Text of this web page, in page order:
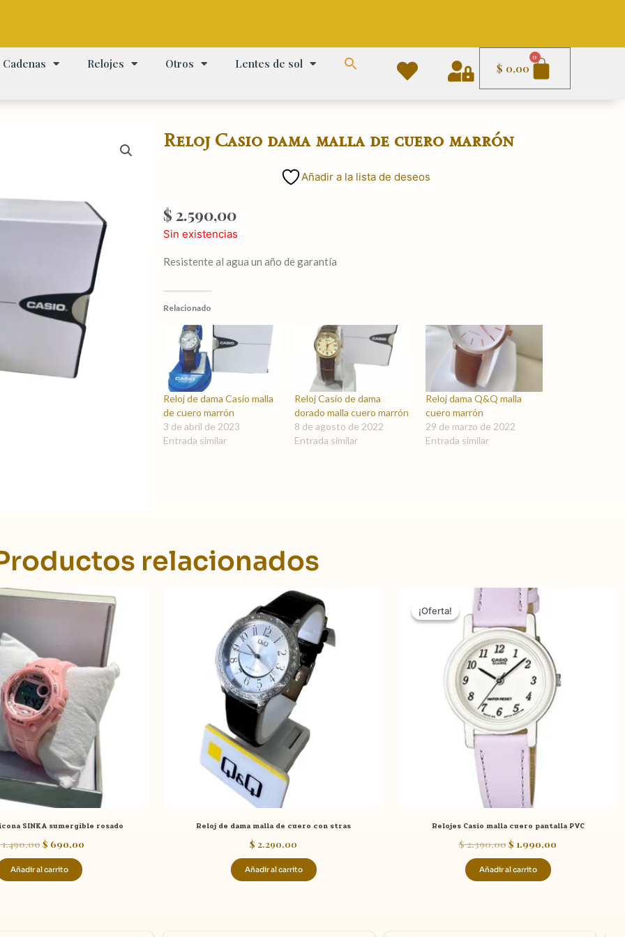
Cadenas Relojes Otros Lentes de sol $ 0,00
0
Carrito
Reloj Casio dama malla de cuero marrón
Añadir a la lista de deseos
$ 2.590,00
Sin existencias
Resistente al agua un año de garantía
Relacionado
Reloj de dama Casio malla
de cuero marrón
3 de abril de 2023
Entrada similar
Reloj Casio de dama
dorado malla cuero marrón
8 de agosto de 2022
Entrada similar
Reloj dama Q&Q malla
cuero marrón
29 de marzo de 2022
Entrada similar
relacionados
SINKA sumergible rosado
1.490,00
El
precio
$ 690,00
El
precio
actual
$ 690,00.
Añadir al carrito
Reloj de dama malla de cuero con stras
$ 2.290,00
Añadir al carrito
¡Oferta!
¡Oferta!
Relojes Casio malla cuero pantalla PVC
$2.390,00
precio
original
era:
$ 2.390,00.
$ 1.990,00
Añadir al carrito